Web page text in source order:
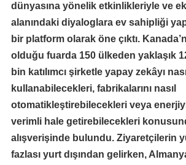
dünyasına yönelik etkinlikleriyle ve
alanındaki diyaloglara ev sahipliği
bir platform olarak öne çıktı.
olduğu fuarda 150 ülkeden yaklaşık
bin katılımcı şirketle yapay zekâyı
kullanabilecekleri, fabrikalarını nasıl
otomatikleştirebilecekleri veya
verimli hale getirebilecekleri
alışverişinde bulundu. Ziyaretçilerin
fazlası yurt dışından gelirken,